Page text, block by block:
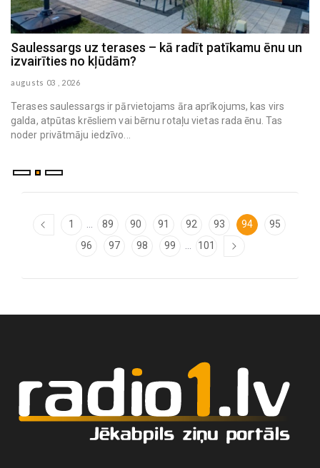
Saulessargs uz terases – kā radīt patīkamu ēnu un
izvairīties no kļūdām?
augusts 03 , 2026
Terases saulessargs ir pārvietojams āra aprīkojums, kas virs
galda, atpūtas krēsliem vai bērnu rotaļu vietas rada ēnu. Tas
noder privātmāju iedzīvo...
1 89 90 91 92 93 94
95
96
97 98 99 101